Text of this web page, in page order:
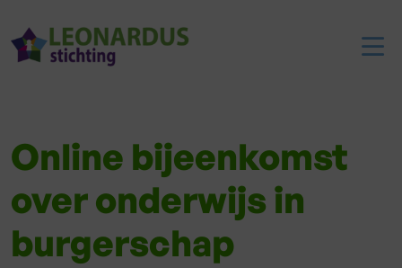
Online bijeenkomst
over onderwijs in
burgerschap